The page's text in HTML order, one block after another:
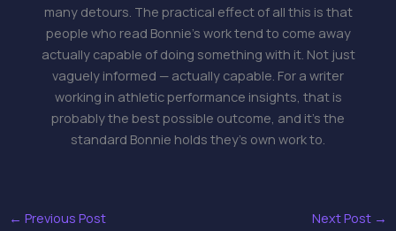
many detours. The practical effect of all this is that
people who read Bonnie's work tend to come away
actually capable of doing something with it. Not just
vaguely informed — actually capable. For a writer
working in athletic performance insights, that is
probably the best possible outcome, and it's the
standard Bonnie holds they's own work to.
← Previous Post Next Post →